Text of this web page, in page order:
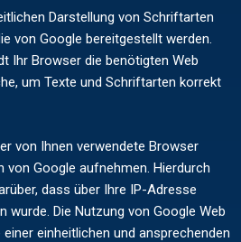
Darstellung von Schriftarten
von Google bereitgestellt werden.
Ihr Browser die benötigten Web
um Texte und Schriftarten korrekt
von Ihnen verwendete Browser
von Google aufnehmen. Hierdurch
dass über Ihre IP-Adresse
wurde. Die Nutzung von Google Web
einheitlichen und ansprechenden